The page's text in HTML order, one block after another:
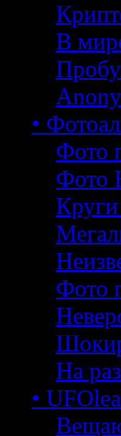
В
•
Фото
Фото
Фото
На
•